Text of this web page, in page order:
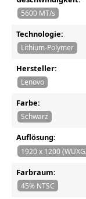
5600 MT/s
Technologie:
Lithium-Polymer
Hersteller:
Lenovo
Farbe:
Schwarz
Auflösung:
1920 x 1200
Farbraum:
45% NTSC